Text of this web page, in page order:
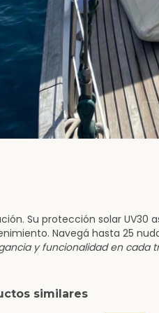
Su protección solar UV30
Navegá hasta 25
y funcionalidad en cada
similares